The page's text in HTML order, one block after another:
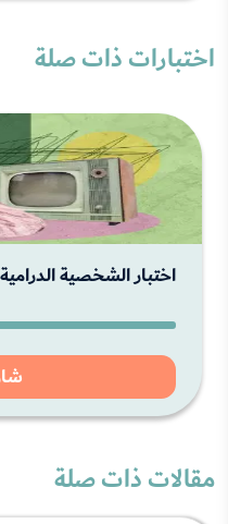
اختبارات ذات صلة
اختبار الشخصية
مقالات ذات صلة